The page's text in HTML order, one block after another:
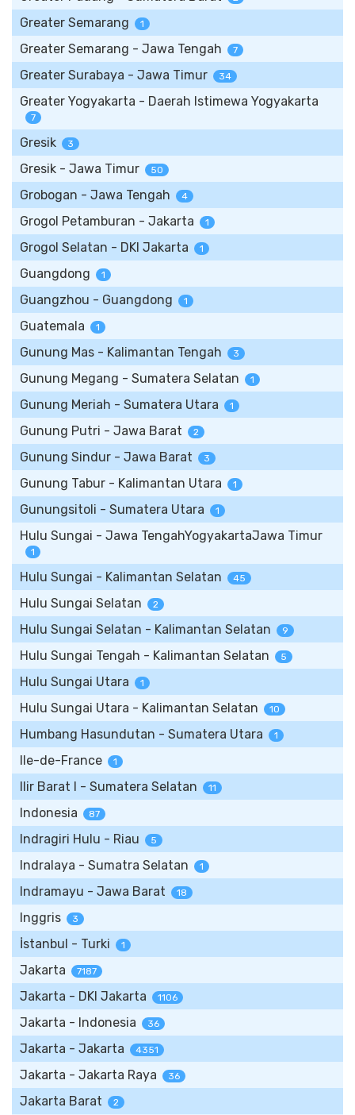
Greater Semarang 1
Greater Semarang - Jawa Tengah 7
Greater Surabaya - Jawa Timur 34
Greater Yogyakarta - Daerah Istimewa Yogyakarta
7
Gresik 3
Gresik - Jawa Timur 50
Grobogan - Jawa Tengah 4
Grogol Petamburan - Jakarta 1
Grogol Selatan - DKI Jakarta 1
Guangdong 1
Guangzhou - Guangdong 1
Guatemala 1
Gunung Mas - Kalimantan Tengah 3
Gunung Megang - Sumatera Selatan 1
Gunung Meriah - Sumatera Utara 1
Gunung Putri - Jawa Barat 2
Gunung Sindur - Jawa Barat 3
Gunung Tabur - Kalimantan Utara 1
Gunungsitoli - Sumatera Utara 1
Hulu Sungai - Jawa TengahYogyakartaJawa Timur
1
Hulu Sungai - Kalimantan Selatan 45
Hulu Sungai Selatan 2
Hulu Sungai Selatan - Kalimantan Selatan 9
Hulu Sungai Tengah - Kalimantan Selatan 5
Hulu Sungai Utara 1
Hulu Sungai Utara - Kalimantan Selatan 10
Humbang Hasundutan - Sumatera Utara 1
Ile-de-France 1
Ilir Barat I - Sumatera Selatan 11
Indonesia 87
Indragiri Hulu - Riau 5
Indralaya - Sumatra Selatan 1
Indramayu - Jawa Barat 18
Inggris 3
İstanbul - Turki 1
Jakarta 7187
Jakarta - DKI Jakarta 1106
Jakarta - Indonesia 36
Jakarta - Jakarta 4351
Jakarta - Jakarta Raya 36
Jakarta Barat 2